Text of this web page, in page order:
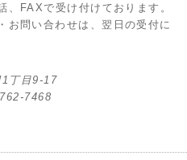
、FAXで受け付けております。
問い合わせは、翌日の受付に
丁目9-17
7468